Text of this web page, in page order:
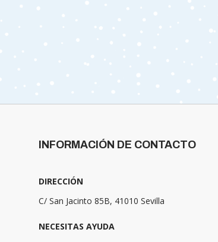
INFORMACIÓN DE CONTACTO
DIRECCIÓN
C/ San Jacinto 85B, 41010 Sevilla
NECESITAS AYUDA